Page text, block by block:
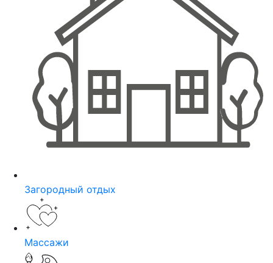
Загородный отдых
Массажи